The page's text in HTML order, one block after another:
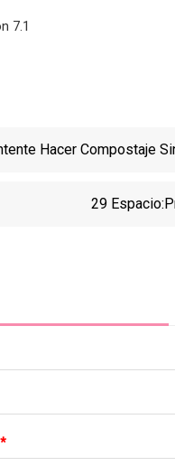
7.1
Hacer Compostaje
29 Espacio
*